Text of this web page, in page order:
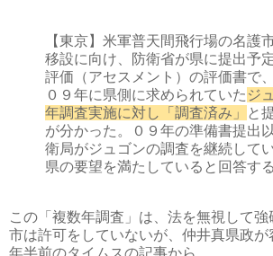
【東京】米軍普天間飛行場の名護
移設に向け、防衛省が県に提出予
評価（アセスメント）の評価書で
０９年に県側に求められていた ジ
年調査実施に対し「調査済み」
と
が分かった。０９年の準備書提出
衛局がジュゴンの調査を継続して
県の要望を満たしていると回答する
この「複数年調査」は、法を無視して
市は許可をしていないが、仲井真県政